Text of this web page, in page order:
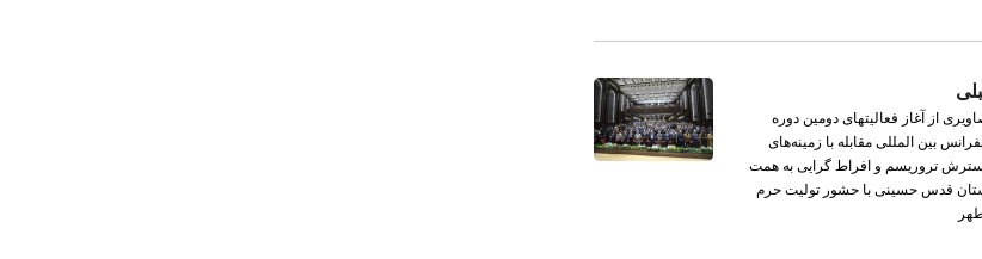
از آغاز فعالیتهای دومین دوره
بین المللی مقابله با زمینه‌های
تروریسم و افراط گرایی به همت
قدس حسینی با حشور تولیت حرم